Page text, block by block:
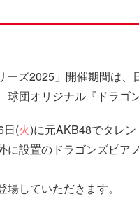
ーズ2025」開催期間は
団オリジナル『ドラゴ
日(火)に元AKB48でタレ
設置のドラゴンズピ
していただきます。